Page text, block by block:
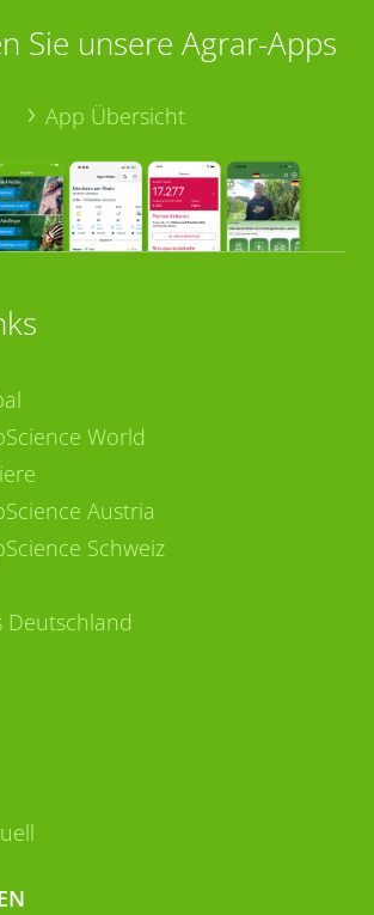
Sie unsere Agrar-Apps
App Übersicht
World
Austria
Schweiz
Deutschland